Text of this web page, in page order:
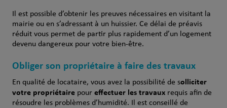
Il est possible d’obtenir les preuves nécessaires en visitant la
mairie ou en s’adressant à un huissier. Ce délai de préavis
réduit vous permet de partir plus rapidement d’un logement
devenu dangereux pour votre bien-être.
Obliger son propriétaire à faire des travaux
En qualité de locataire, vous avez la possibilité de solliciter
votre propriétairepour effectuer les travauxrequis afin de
résoudre les problèmes d’humidité. Il est conseillé de